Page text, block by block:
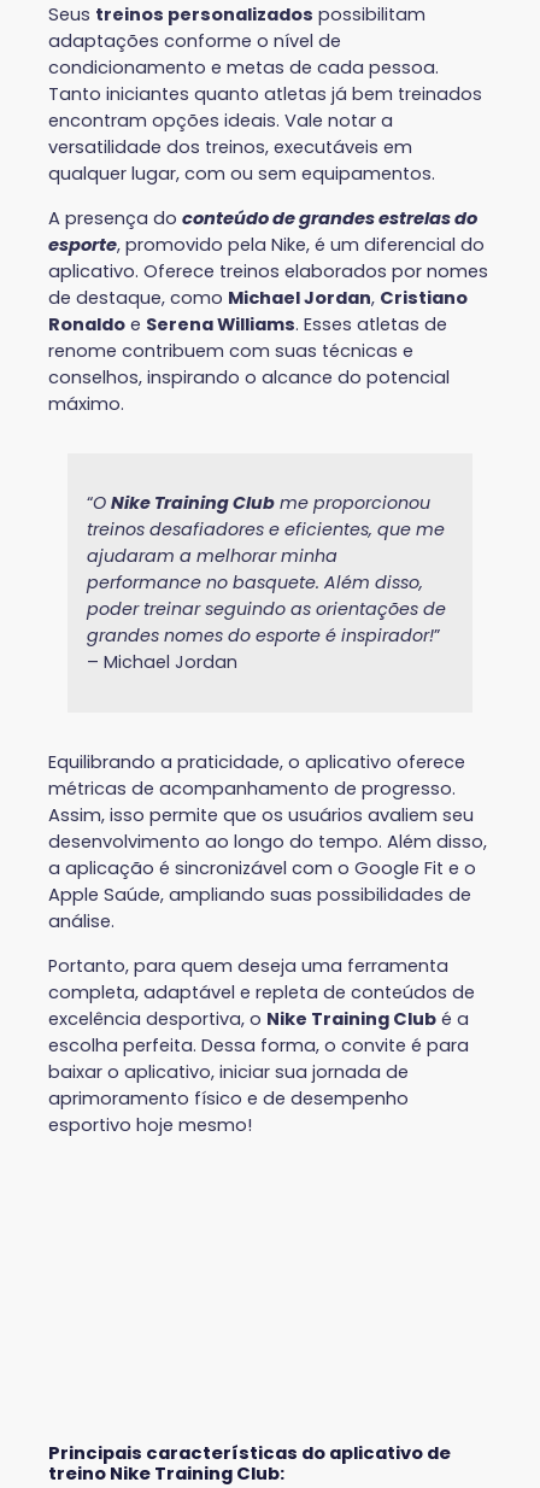
Seus treinos personalizados possibilitam
adaptações conforme o nível de
condicionamento e metas de cada pessoa.
Tanto iniciantes quanto atletas já bem treinados
encontram opções ideais. Vale notar a
versatilidade dos treinos, executáveis em
qualquer lugar, com ou sem equipamentos.
A presença do conteúdo de grandes estrelas do
esporte, promovido pela Nike, é um diferencial do
aplicativo. Oferece treinos elaborados por nomes
de destaque, como Michael Jordan, Cristiano
Ronaldo e Serena Williams. Esses atletas de
renome contribuem com suas técnicas e
conselhos, inspirando o alcance do potencial
máximo.
“O Nike Training Club me proporcionou
treinos desafiadores e eficientes, que me
ajudaram a melhorar minha
performance no basquete. Além disso,
poder treinar seguindo as orientações de
grandes nomes do esporte é inspirador!”
– Michael Jordan
Equilibrando a praticidade, o aplicativo oferece
métricas de acompanhamento de progresso.
Assim, isso permite que os usuários avaliem seu
desenvolvimento ao longo do tempo. Além disso,
a aplicação é sincronizável com o Google Fit e o
Apple Saúde, ampliando suas possibilidades de
análise.
Portanto, para quem deseja uma ferramenta
completa, adaptável e repleta de conteúdos de
excelência desportiva, o Nike Training Club é a
escolha perfeita. Dessa forma, o convite é para
baixar o aplicativo, iniciar sua jornada de
aprimoramento físico e de desempenho
esportivo hoje mesmo!
Principais características do aplicativo de
treino Nike Training Club: